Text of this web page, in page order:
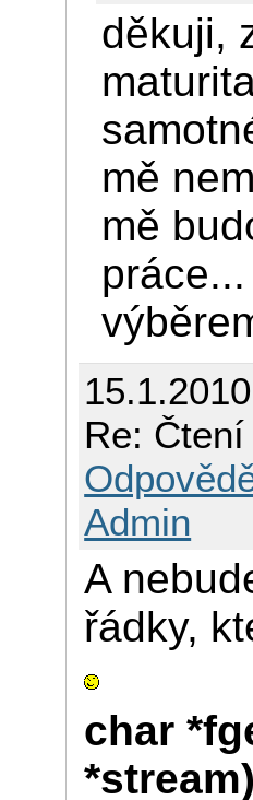
děkuji,
mě
mě
Re:
Admin
A
řádky,
char